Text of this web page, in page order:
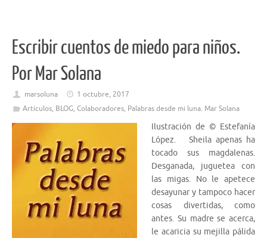
Escribir cuentos de miedo para niños.
Por Mar Solana
marsoluna
1 octubre, 2017
Artículos, BLOG, Colaboradores, Palabras desde mi luna. Mar Solana
Ilustración de © Estefanía
López. Sheila apenas ha
tocado sus magdalenas.
Desganada, juguetea con
las migas. No le apetece
desayunar y tampoco hacer
cosas divertidas, como
antes. Su madre se acerca,
le acaricia su mejilla pálida